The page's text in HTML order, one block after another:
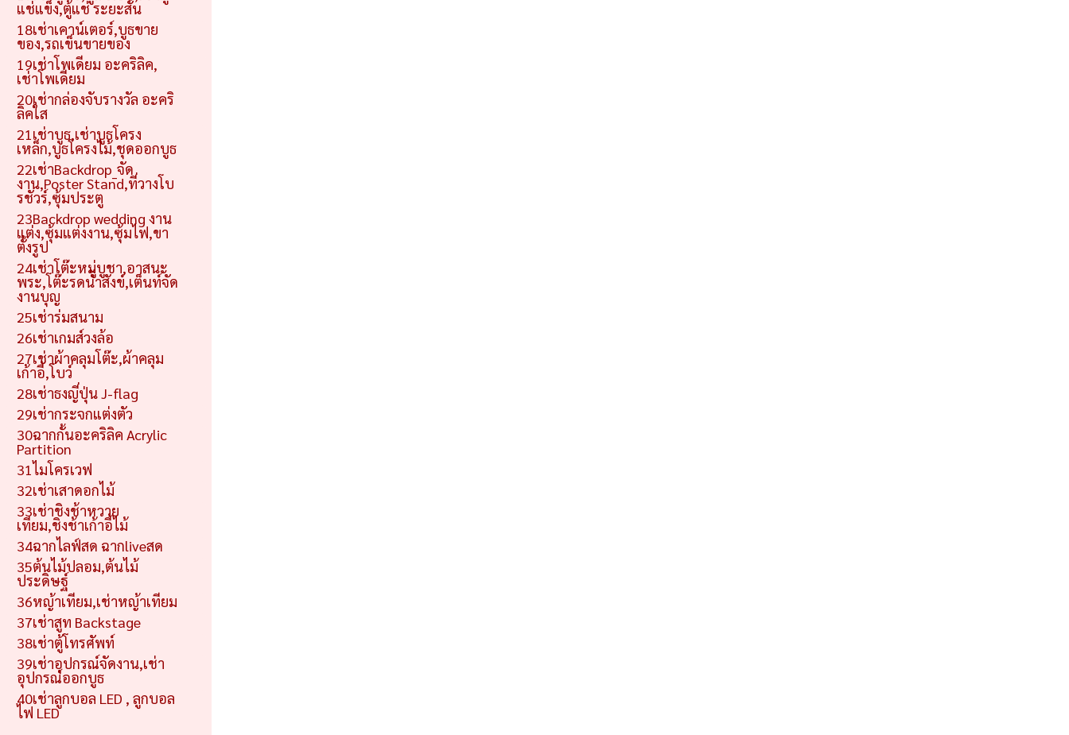
แช่แข็ง,ตู้แช่ ระยะสั้น
18เช่าเคาน์เตอร์,บูธขาย
ของ,รถเข็นขายของ
19เช่าโพเดียม อะคริลิค,
เช่าโพเดียม
20เช่ากล่องจับรางวัล อะคริ
ลิคใส
21เช่าบูธ,เช่าบูธโครง
เหล็ก,บูธโครงไม้,ชุดออกบูธ
22เช่าBackdrop_จัด
งาน,Poster Stand,ที่วางโบ
รชัวร์,ซุ้มประตู
23Backdrop wedding งาน
แต่ง,ซุ้มแต่งงาน,ซุ้มไฟ,ขา
ตั้งรูป
24เช่าโต๊ะหมู่บูชา,อาสนะ
พระ,โต๊ะรดน้ำสังข์,เต็นท์จัด
งานบุญ
25เช่าร่มสนาม
26เช่าเกมส์วงล้อ
27เช่าผ้าคลุมโต๊ะ,ผ้าคลุม
เก้าอี้,โบว์
28เช่าธงญี่ปุ่น J-flag
29เช่ากระจกแต่งตัว
30ฉากกั้นอะคริลิค Acrylic
Partition
31ไมโครเวฟ
32เช่าเสาดอกไม้
33เช่าชิงช้าหวาย
เทียม,ชิงช้าเก้าอี้ไม้
34ฉากไลฟ์สด ฉากliveสด
35ต้นไม้ปลอม,ต้นไม้
ประดิษฐ์
36หญ้าเทียม,เช่าหญ้าเทียม
37เช่าสูท Backstage
38เช่าตู้โทรศัพท์
39เช่าอุปกรณ์จัดงาน,เช่า
อุปกรณ์ออกบูธ
40เช่าลูกบอล LED , ลูกบอล
ไฟ LED